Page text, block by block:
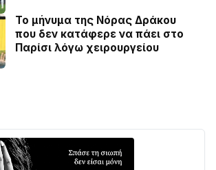
Το μήνυμα της Νόρας Δράκου
που δεν κατάφερε να πάει στο
Παρίσι λόγω χειρουργείου